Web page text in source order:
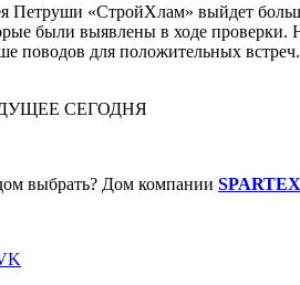
Петруши «СтройХлам» выйдет
были выявлены в ходе проверки.
поводов для положительных встреч.
СЕГОДНЯ
выбрать? Дом компании SPARTEX